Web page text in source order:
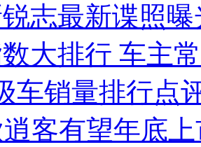
志最新谍照
大排行 车主
车销量排行点
逍客有望年底